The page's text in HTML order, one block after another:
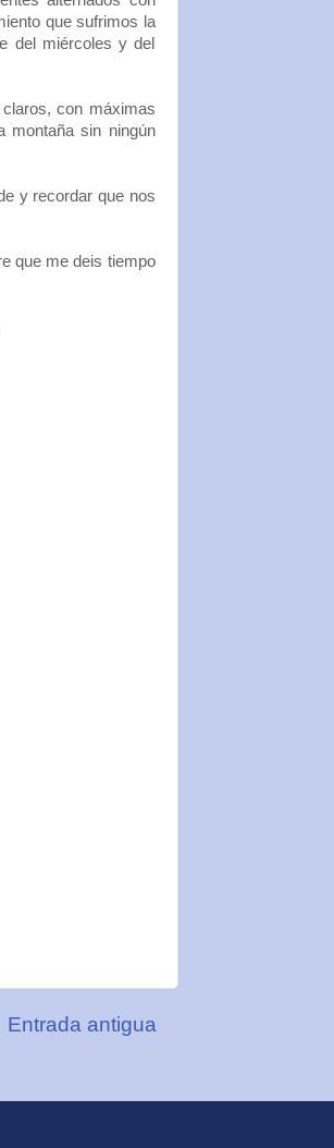
que sufrimos la
del miércoles y del
con máximas
montaña sin ningún
y recordar que nos
que me deis tiempo
Entrada antigua